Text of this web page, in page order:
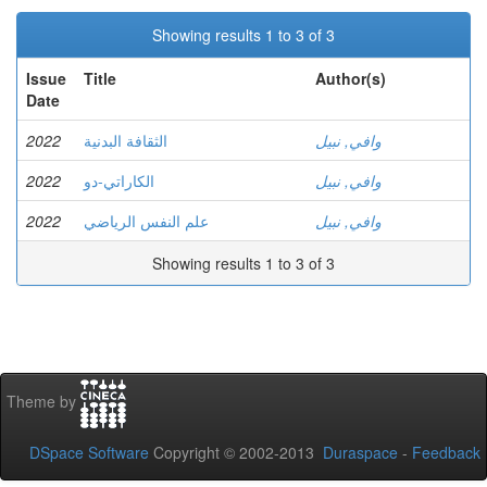
Showing results 1 to 3 of 3
Issue
Date
Title Author(s)
2022 الثقافة البدنية
وافي, نبيل
2022
الكاراتي-دو
وافي, نبيل
2022
علم النفس الرياضي
وافي, نبيل
Showing results 1 to 3 of 3
Theme by
DSpace Software Copyright © 2002-2013 Duraspace - Feedback